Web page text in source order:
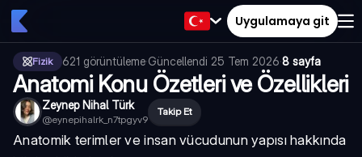
Uygulamaya git
Fizik 621 görüntüleme·Güncellendi 25 Tem 2026·8 sayfa
Anatomi Konu Özetleri ve Özellikleri
Zeynep Nihal Türk
@eynepihalrk_n7tpgyv9
Takip Et
Anatomik terimler ve insan vücudunun yapısı hakkında